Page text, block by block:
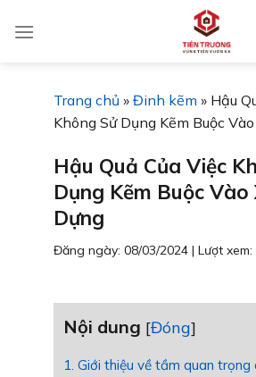
đến
Trang chủ » Đinh kẽm » Hậu
Không Sử Dụng Kẽm Buộc
Hậu Quả Của Việc
Dụng Kẽm Buộc Vào
Dựng
Đăng ngày: 08/03/2024 | Lượt xem:
Nội dung [Đóng]
1. Giới thiệu về tầm quan